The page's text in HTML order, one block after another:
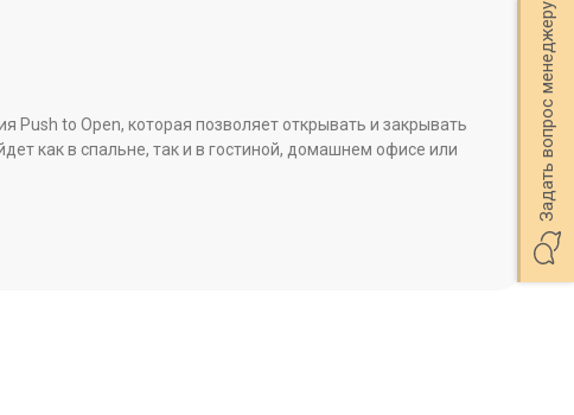
to Open, которая позволяет открывать и закрывать
как в спальне, так и в гостиной, домашнем офисе или
Задать вопрос менеджеру